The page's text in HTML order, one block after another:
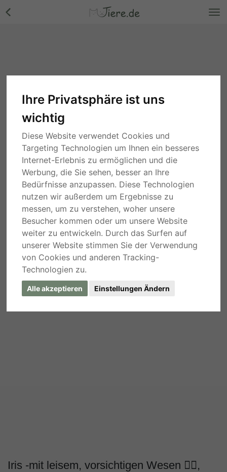
Ihre Privatsphäre ist uns
wichtig
Diese Website verwendet Cookies und
Targeting Technologien um Ihnen ein besseres
Internet-Erlebnis zu ermöglichen und die
Werbung, die Sie sehen, besser an Ihre
Bedürfnisse anzupassen. Diese Technologien
nutzen wir außerdem um Ergebnisse zu
messen, um zu verstehen, woher unsere
Besucher kommen oder um unsere Website
weiter zu entwickeln. Durch das Surfen auf
unserer Website stimmen Sie der Verwendung
von Cookies und anderen Tracking-
Technologien zu.
Alle akzeptieren Einstellungen Ändern
Iris -mit leisem, vorsichtigen Wesen 🙂‍↕️,